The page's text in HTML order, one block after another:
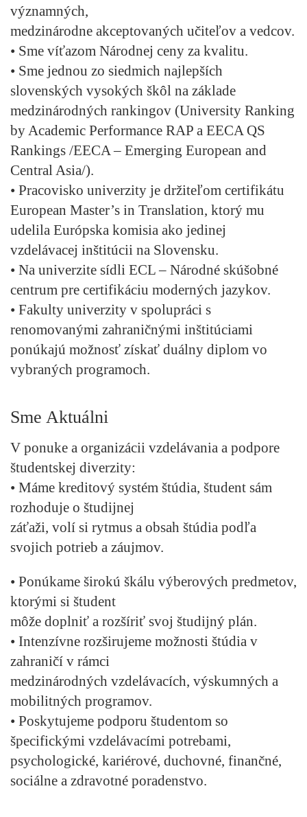
významných,
medzinárodne akceptovaných učiteľov a vedcov.
• Sme víťazom Národnej ceny za kvalitu.
• Sme jednou zo siedmich najlepších
slovenských vysokých škôl na základe
medzinárodných rankingov (University Ranking
by Academic Performance RAP a EECA QS
Rankings /EECA – Emerging European and
Central Asia/).
• Pracovisko univerzity je držiteľom certifikátu
European Master’s in Translation, ktorý mu
udelila Európska komisia ako jedinej
vzdelávacej inštitúcii na Slovensku.
• Na univerzite sídli ECL – Národné skúšobné
centrum pre certifikáciu moderných jazykov.
• Fakulty univerzity v spolupráci s
renomovanými zahraničnými inštitúciami
ponúkajú možnosť získať duálny diplom vo
vybraných programoch.
Sme Aktuálni
V ponuke a organizácii vzdelávania a podpore
študentskej diverzity:
• Máme kreditový systém štúdia, študent sám
rozhoduje o študijnej
záťaži, volí si rytmus a obsah štúdia podľa
svojich potrieb a záujmov.
• Ponúkame širokú škálu výberových predmetov,
ktorými si študent
môže doplniť a rozšíriť svoj študijný plán.
• Intenzívne rozširujeme možnosti štúdia v
zahraničí v rámci
medzinárodných vzdelávacích, výskumných a
mobilitných programov.
• Poskytujeme podporu študentom so
špecifickými vzdelávacími potrebami,
psychologické, kariérové, duchovné, finančné,
sociálne a zdravotné poradenstvo.